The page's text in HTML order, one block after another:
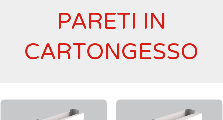
PARETI IN
CARTONGESSO